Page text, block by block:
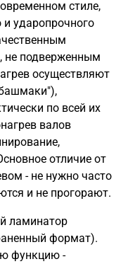
стиле,
и ударопрочного
не подверженным
осуществляют
по всей их
валов
отличие от
- не нужно часто
и не прогорают.
ламинатор
формат).
функцию -